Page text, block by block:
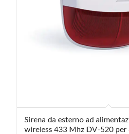
Sirena da esterno ad
wireless 433 Mhz DV-520 per